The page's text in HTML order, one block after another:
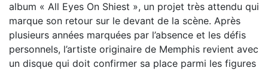
album « All Eyes On Shiest », un projet très attendu qui
marque son retour sur le devant de la scène. Après
plusieurs années marquées par l’absence et les défis
personnels, l’artiste originaire de Memphis revient avec
un disque qui doit confirmer sa place parmi les figures